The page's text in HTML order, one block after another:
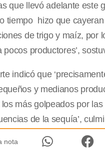
que llevó adelante este
tiempo hizo que
de trigo y maíz, por
pocos productores’,
indicó que
y medianos
más golpeados por
de la sequía’,
nota